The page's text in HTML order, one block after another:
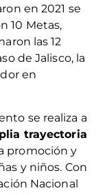
en 2021 se
10 Metas,
las 12
de Jalisco, la
en
se realiza a
trayectoria
promoción y
y niños. Con
Nacional